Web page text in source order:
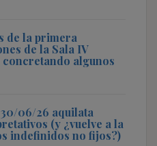
de la primera
de la Sala IV
algunos
06/26 aquilata
(y ¿vuelve a la
indefinidos no fijos?)